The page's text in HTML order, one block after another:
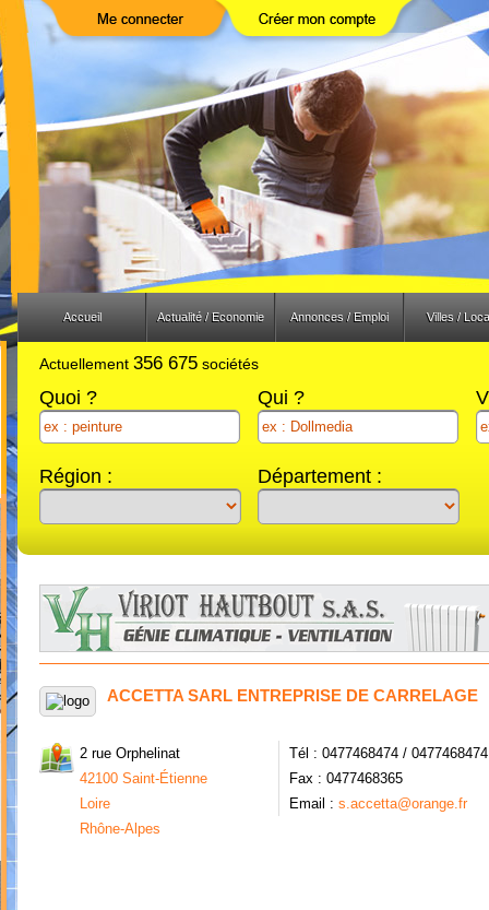
Accueil Actualité / Economie Annonces / Emploi Villes /
Actuellement 356 675 sociétés
Quoi ? Qui ?
Région : Département :
Previous
Next
ACCETTA SARL ENTREPRISE DE CARRELAGE
2 rue Orphelinat
42100 Saint-Étienne
Loire
Rhône-Alpes
Tél : 0477468474 / 0477468474
Fax : 0477468365
Email : s.accetta@orange.fr